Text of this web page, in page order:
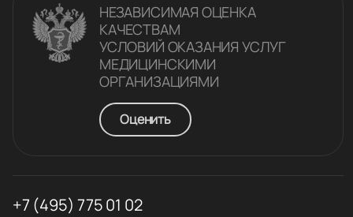
НЕЗАВИСИМАЯ ОЦЕНКА
КАЧЕСТВАM
УСЛОВИЙ ОКАЗАНИЯ УСЛУГ
МЕДИЦИНСКИМИ
ОРГАНИЗАЦИЯМИ
Оценить
+7 (495) 775 01 02